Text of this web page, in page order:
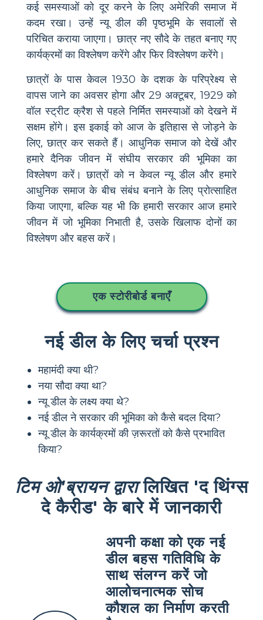
कई समस्याओं को दूर करने के लिए अमेरिकी समाज में
कदम रखा। उन्हें न्यू डील की पृष्ठभूमि के सवालों से
परिचित कराया जाएगा। छात्र नए सौदे के तहत बनाए गए
कार्यक्रमों का विश्लेषण करेंगे और फिर विश्लेषण करेंगे।
छात्रों के पास केवल 1930 के दशक के परिप्रेक्ष्य से
वापस जाने का अवसर होगा और 29 अक्टूबर, 1929 को
वॉल स्ट्रीट क्रैश से पहले निर्मित समस्याओं को देखने में
सक्षम होंगे। इस इकाई को आज के इतिहास से जोड़ने के
लिए, छात्र कर सकते हैं। आधुनिक समाज को देखें और
हमारे दैनिक जीवन में संघीय सरकार की भूमिका का
विश्लेषण करें। छात्रों को न केवल न्यू डील और हमारे
आधुनिक समाज के बीच संबंध बनाने के लिए प्रोत्साहित
किया जाएगा, बल्कि यह भी कि हमारी सरकार आज हमारे
जीवन में जो भूमिका निभाती है, उसके खिलाफ दोनों का
विश्लेषण और बहस करें।
एक स्टोरीबोर्ड बनाएँ
नई डील के लिए चर्चा प्रश्न
महामंदी क्या थी?
नया सौदा क्या था?
न्यू डील के लक्ष्य क्या थे?
नई डील ने सरकार की भूमिका को कैसे बदल दिया?
न्यू डील के कार्यक्रमों की ज़रूरतों को कैसे प्रभावित
किया?
टिम ओ'ब्रायन द्वारालिखित 'द थिंग्स
दे कैरीड' के बारे में जानकारी
अपनी कक्षा को एक नई
डील बहस गतिविधि के
साथ संलग्न करें जो
आलोचनात्मक सोच
कौशल का निर्माण करती